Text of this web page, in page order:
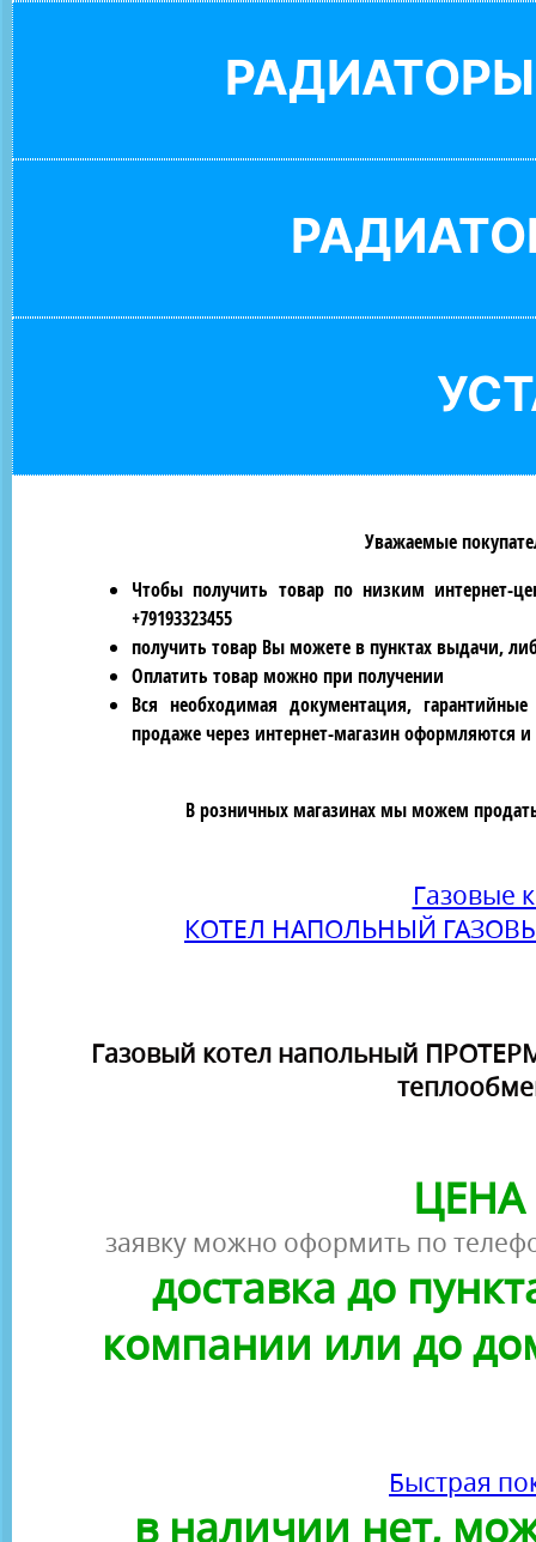
Уважаемые
Чтобы получить товар по низким интернет-
+79193323455
получить товар Вы можете в пунктах выдачи,
Оплатить товар можно при получении
Вся необходимая документация,
продаже через интернет-магазин оформляются
В розничных магазинах мы можем
Газовые
КОТЕЛ НАПОЛЬНЫЙ
Газовый котел напольный
ЦЕНА
заявку можно оформить по
доставка до
компании или до
Быстрая
в наличии нет,